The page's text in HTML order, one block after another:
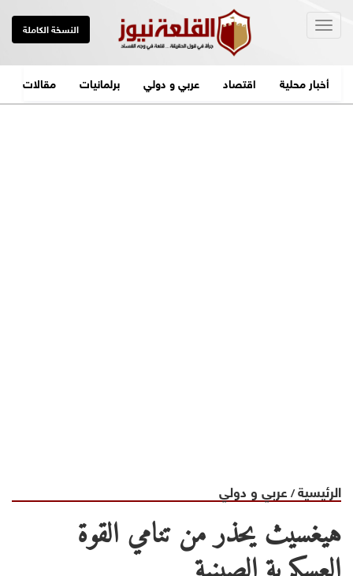
النسخة الكاملة
أخبار محلية اقتصاد عربي و دولي برلمانيات مقالات
الرئيسية/ عربي و دولي
هيغسيث يحذر من تنامي القوة